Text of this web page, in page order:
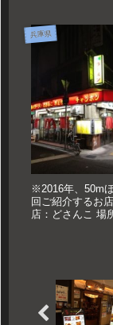
兵庫県
※2016年、50m
回ご紹介するお
店：どさんこ 場